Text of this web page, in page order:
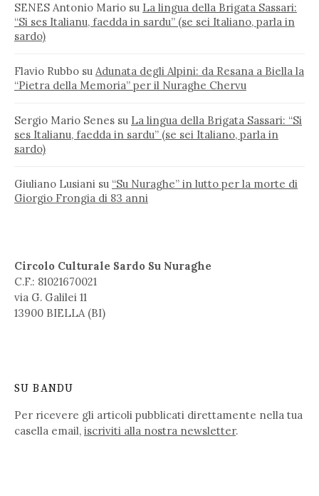
SENES Antonio Mario su La lingua della Brigata Sassari:
“Si ses Italianu, faedda in sardu” (se sei Italiano, parla in
sardo)
Flavio Rubbo su Adunata degli Alpini: da Resana a Biella la
“Pietra della Memoria” per il Nuraghe Chervu
Sergio Mario Senes su La lingua della Brigata Sassari: “Si
ses Italianu, faedda in sardu” (se sei Italiano, parla in
sardo)
Giuliano Lusiani su “Su Nuraghe” in lutto per la morte di
Giorgio Frongia di 83 anni
Circolo Culturale Sardo Su Nuraghe
C.F.: 81021670021
via G. Galilei 11
13900 BIELLA (BI)
SU BANDU
Per ricevere gli articoli pubblicati direttamente nella tua
casella email, iscriviti alla nostra newsletter.